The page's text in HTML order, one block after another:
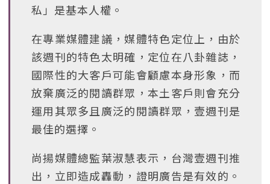
私」是基本人權。
在專業媒體建議，媒體特色定位上，由於
該週刊的特色太明確，定位在八卦雜誌，
國際性的大客戶可能會顧慮本身形象，而
放棄廣泛的閱讀群眾，本土客戶則會充分
運用其眾多且廣泛的閱讀群眾，壹週刊是
最佳的選擇。
尚揚媒體總監葉淑慧表示，台灣壹週刊推
出，立即造成轟動，證明廣告是有效的。